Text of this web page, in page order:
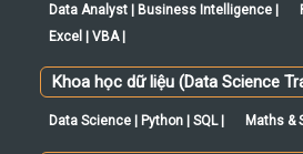
Data Analyst | Business Intelligence |
Excel | VBA |
Khoa học dữ liệu (Data Science
Data Science | Python | SQL | Maths &